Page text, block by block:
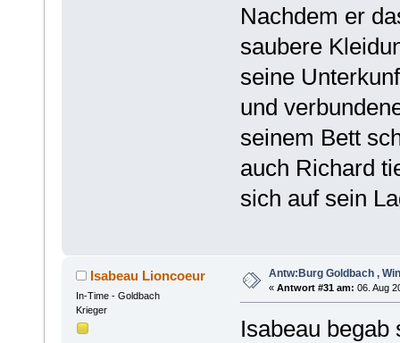
Nachdem er
saubere
seine
und
seinem Bett
auch Richard
sich auf sein
Isabeau Lioncoeur
In-Time - Goldbach
Krieger
Antw:Burg Goldbach ,
« Antwort #31 am: 06. Aug
Isabeau